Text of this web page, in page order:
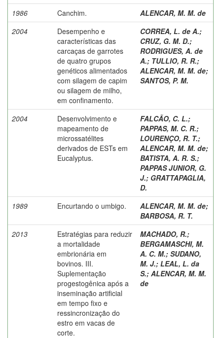
1986 Canchim.
ALENCAR, M. M. de
2004
Desempenho e
características das
carcaças de garrotes
de quatro grupos
genéticos alimentados
com silagem de capim
ou silagem de milho,
em confinamento.
CORREA, L. de A.;
CRUZ, G. M. D.;
RODRIGUES, A. de
A.; TULLIO, R. R.;
ALENCAR, M. M. de;
SANTOS, P. M.
2004
Desenvolvimento e
mapeamento de
microssatélites
derivados de ESTs em
Eucalyptus.
FALCÃO, C. L.;
PAPPAS, M. C. R.;
LOURENÇO, R. T.;
ALENCAR, M. M. de;
BATISTA, A. R. S.;
PAPPAS JUNIOR, G.
J.; GRATTAPAGLIA,
D.
1989
Encurtando o umbigo. ALENCAR, M. M. de;
BARBOSA, R. T.
2013
Estratégias para reduzir
a mortalidade
embrionária em
bovinos. III.
Suplementação
progestogênica após a
inseminação artificial
em tempo fixo e
ressincronização do
estro em vacas de
corte.
MACHADO, R.;
BERGAMASCHI, M.
A. C. M.; SUDANO,
M. J.; LEAL, L. da
S.; ALENCAR, M. M.
de